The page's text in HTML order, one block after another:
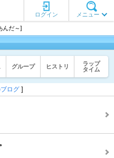
メニュー
ログイン
んだ～]
グループ ヒストリ
ラップ
タイム
ログ ]